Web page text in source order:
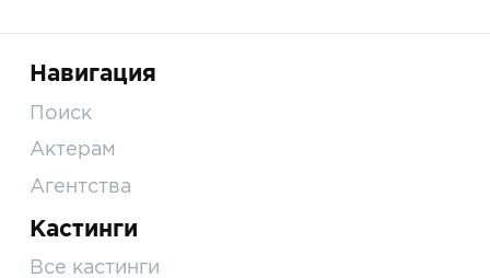
Навигация
Поиск
Актерам
Агентства
Кастинги
Все кастинги